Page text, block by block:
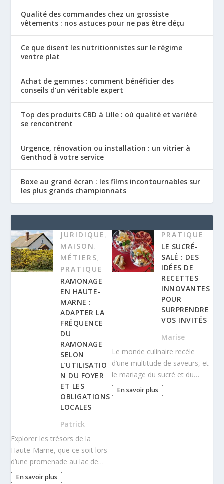
Qualité des commandes chez un grossiste
vêtements : nos astuces pour ne pas être déçu
Ce que disent les nutritionnistes sur le régime
ventre plat
Achat de gemmes : comment bénéficier des
conseils d’un véritable expert
Top des produits CBD à Lille : où qualité et variété
se rencontrent
Urgence, rénovation ou installation : un vitrier à
Genthod à votre service
Boxe au grand écran : les films incontournables sur
les plus grands championnats
JURIDIQUE ,
MAISON ,
MÉTIERS ,
PRATIQUE
RAMONAGE
EN HAUTE-
MARNE :
ADAPTER LA
FRÉQUENCE
DU
RAMONAGE
SELON
L’UTILISATIO
N DU FOYER
ET LES
OBLIGATIONS
LOCALES
Patrick
Explorer les trésors de la
Haute-Marne, que ce soit lors
d’une promenade au lac de…
En savoir plus
PRATIQUE
LE SUCRÉ-
SALÉ : DES
IDÉES DE
RECETTES
INNOVANTES
POUR
SURPRENDRE
VOS INVITÉS
Marise
Le monde culinaire recèle
d’une multitude de saveurs, et
le mariage du sucré et du…
En savoir plus